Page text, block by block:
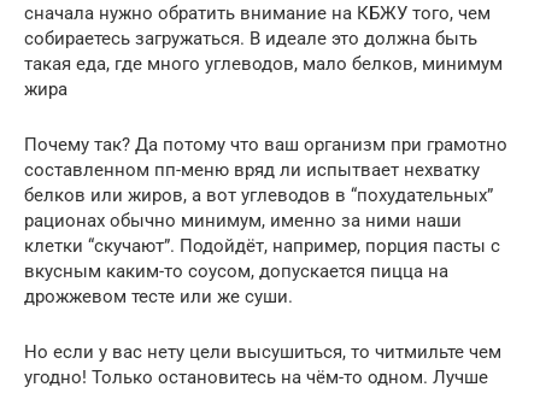
сначала нужно обратить внимание на КБЖУ того, чем
собираетесь загружаться. В идеале это должна быть
такая еда, где много углеводов, мало белков, минимум
жира
Почему так? Да потому что ваш организм при грамотно
составленном пп-меню вряд ли испытвает нехватку
белков или жиров, а вот углеводов в “похудательных”
рационах обычно минимум, именно за ними наши
клетки “скучают”. Подойдёт, например, порция пасты с
вкусным каким-то соусом, допускается пицца на
дрожжевом тесте или же суши.
Но если у вас нету цели высушиться, то читмильте чем
угодно! Только остановитесь на чём-то одном. Лучше